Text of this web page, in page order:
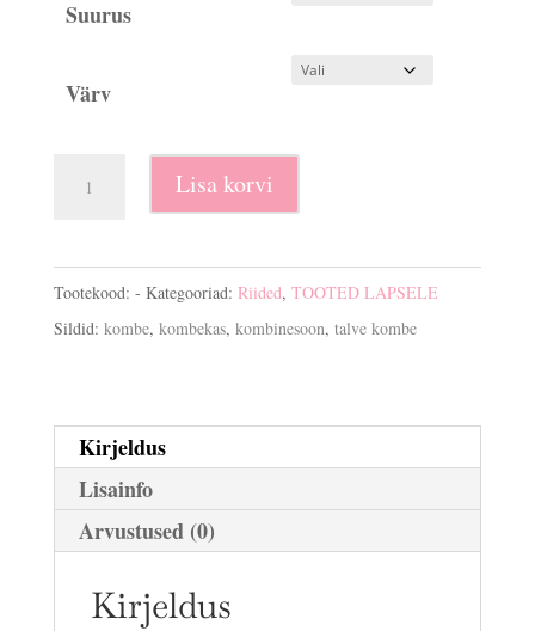
Suurus
Värv
TalvekombinesoonLisa korvi
Tootekood: - Kategooriad: Riided, TOOTED LAPSELE
Sildid: kombe, kombekas, kombinesoon, talve kombe
Kirjeldus
Lisainfo
Arvustused (0)
Kirjeldus